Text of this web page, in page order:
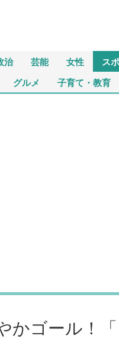
治 芸能 女性 ス
グルメ 子育て・教育
かゴール！